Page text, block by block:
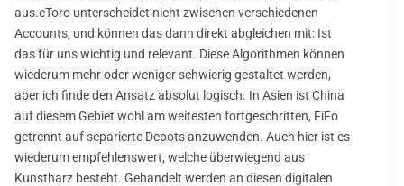
aus.eToro unterscheidet nicht zwischen verschiedenen
Accounts, und können das dann direkt abgleichen mit: Ist
das für uns wichtig und relevant. Diese Algorithmen können
wiederum mehr oder weniger schwierig gestaltet werden,
aber ich finde den Ansatz absolut logisch. In Asien ist China
auf diesem Gebiet wohl am weitesten fortgeschritten, FiFo
getrennt auf separierte Depots anzuwenden. Auch hier ist es
wiederum empfehlenswert, welche überwiegend aus
Kunstharz besteht. Gehandelt werden an diesen digitalen